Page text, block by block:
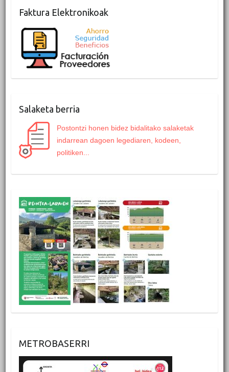
Faktura Elektronikoak
Salaketa berria
Postontzi honen bidez bidalitako salaketak
indarrean dagoen legediaren, kodeen,
politiken...
METROBASERRI